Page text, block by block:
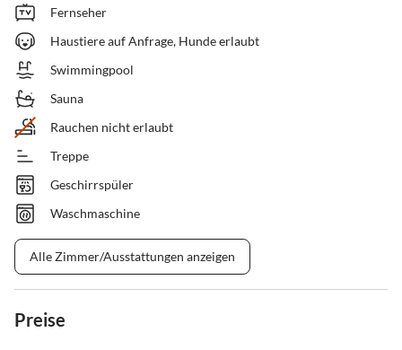
Fernseher
Haustiere auf Anfrage, Hunde erlaubt
Swimmingpool
Sauna
Rauchen nicht erlaubt
Treppe
Geschirrspüler
Waschmaschine
Alle Zimmer/Ausstattungen anzeigen
Preise